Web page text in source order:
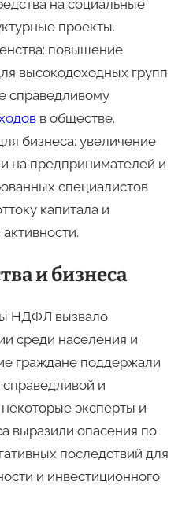
на социальные
проекты.
повышение
высокодоходных групп
справедливому
в обществе.
бизнеса: увеличение
на предпринимателей и
специалистов
капитала и
и бизнеса
НДФЛ вызвало
среди населения и
граждане поддержали
справедливой и
эксперты и
выразили опасения по
последствий для
и инвестиционного